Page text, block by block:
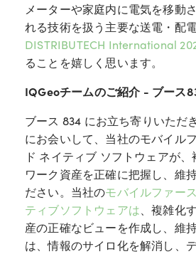
メーターや家庭内に電気を移動
れる技術を扱う主要な送電・配
DISTRIBUTECH International
ることを嬉しく思います。
IQGeoチームのご紹介 - ブース
ブース 834 にお立ち寄りいただ
にお会いして、当社のモバイル
ド ネイティブ ソフトウェアが
ワーク資産を正確に把握し、維
ださい。 当社のモバイルファー
ティブソフトウェアは、複雑化
産の正確なビューを作成し、維
は、情報のサイロ化を解消し、